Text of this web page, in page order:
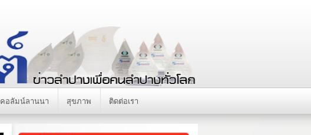
คอลัมน์ลานนา สุขภาพ ติดต่อเรา